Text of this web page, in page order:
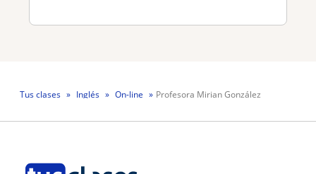
Tus clases Inglés On-line Profesora Mirian González